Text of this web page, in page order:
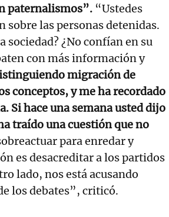
paternalismos”. “Ustedes
las personas detenidas.
sociedad? ¿No confían en su
con más información y
migración de
conceptos, y me ha recordado
Si hace una semana usted dijo
traído una cuestión que no
para enredar y
es desacreditar a los partidos
lado, nos está acusando
los debates”, criticó.